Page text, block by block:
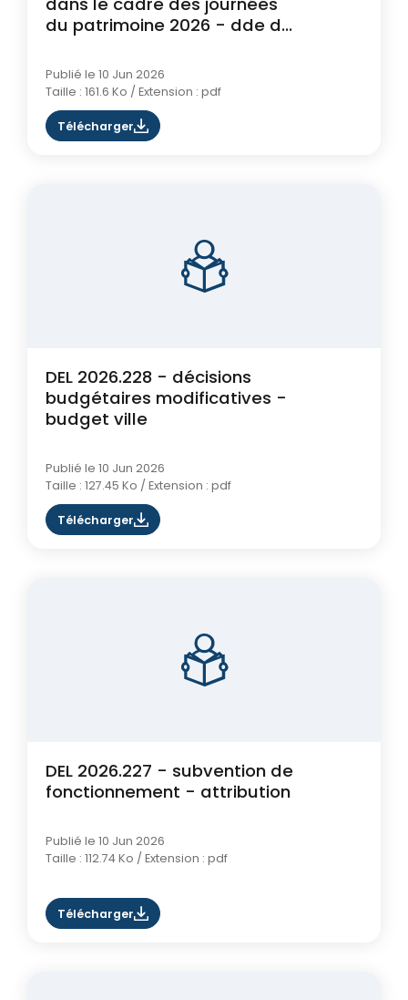
du patrimoine 2026 - dde de
Publié le 10 Jun 2026
Taille : 161.6 Ko / Extension : pdf
Télécharger
DEL 2026.228 - décisions
budgétaires modificatives -
budget ville
Publié le 10 Jun 2026
Taille : 127.45 Ko / Extension : pdf
Télécharger
DEL 2026.227 - subvention de
fonctionnement - attribution
Publié le 10 Jun 2026
Taille : 112.74 Ko / Extension : pdf
Télécharger